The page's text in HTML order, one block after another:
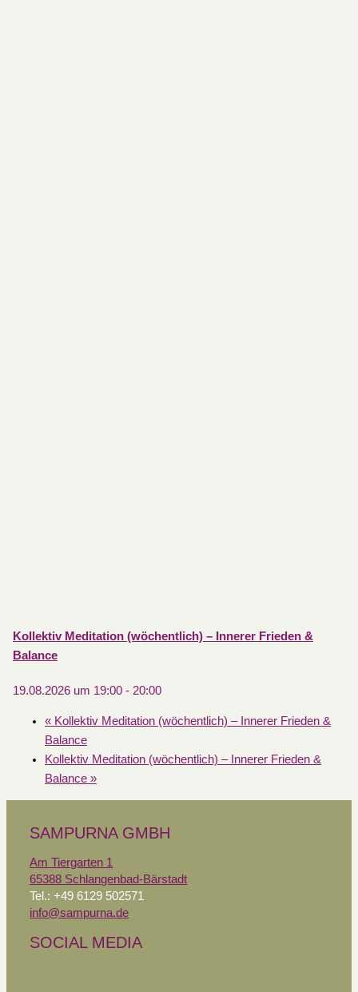
Kollektiv Meditation (wöchentlich) – Innerer Frieden &
Balance
19.08.2026 um 19:00- 20:00
«Kollektiv Meditation (wöchentlich) – Innerer Frieden &
Balance
Kollektiv Meditation (wöchentlich) – Innerer Frieden &
Balance »
SAMPURNA GMBH
Am Tiergarten 1
65388 Schlangenbad-Bärstadt
Tel.: +49 6129 502571
info@sampurna.de
SOCIAL MEDIA